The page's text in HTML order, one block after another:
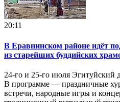
20:11
В Еравнинском районе идёт
из старейших буддийских
24-го и 25-го июля Эгитуйский
В программе — праздничные
встречи, народные игры и